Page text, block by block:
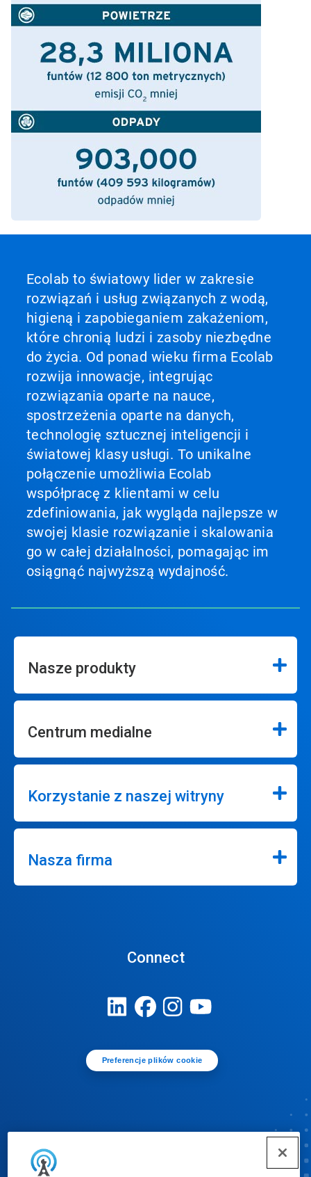
Ecolab to światowy lider w zakresie
rozwiązań i usług związanych z wodą,
higieną i zapobieganiem zakażeniom,
które chronią ludzi i zasoby niezbędne
do życia. Od ponad wieku firma Ecolab
rozwija innowacje, integrując
rozwiązania oparte na nauce,
spostrzeżenia oparte na danych,
technologię sztucznej inteligencji i
światowej klasy usługi. To unikalne
połączenie umożliwia Ecolab
współpracę z klientami w celu
zdefiniowania, jak wygląda najlepsze w
swojej klasie rozwiązanie i skalowania
go w całej działalności, pomagając im
osiągnąć najwyższą wydajność.
Nasze produkty
Centrum medialne
Korzystanie z naszej witryny
Nasza firma
Connect
Preferencje plików cookie